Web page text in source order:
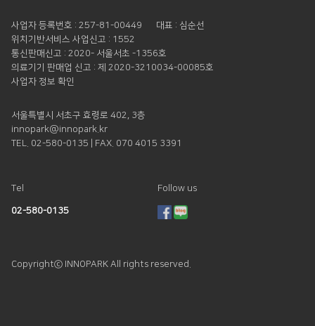
사업자 등록번호 : 257-81-00449
대표 : 심순선
위치기반서비스 사업신고 : 1552
통신판매신고 : 2020- 서울서초 -1356호
의료기기 판매업 신고 : 제 2020-3210034-00085호
사업자 정보 확인
서울특별시 서초구 효령로 402, 3층
innopark@innopark.kr
TEL. 02-580-0135 | FAX. 070 4015 3391
Tel
02-580-0135
Follow us
Copyrightⓒ INNOPARK All rights reserved.